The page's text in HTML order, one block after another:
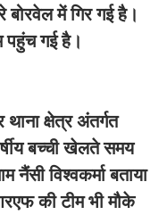
में गिर गई है।
पहुंच गई है।
क्षेत्र अंतर्गत
बच्ची खेलते समय
विश्वकर्मा बताया
की टीम भी मौके